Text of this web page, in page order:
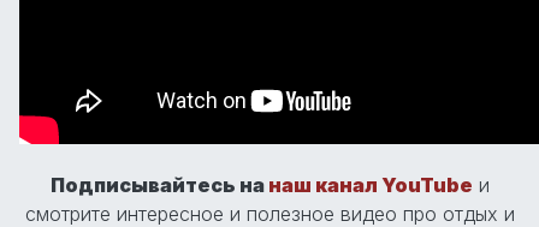
Подписывайтесь на наш канал YouTube и
смотрите интересное и полезное видео про отдых и